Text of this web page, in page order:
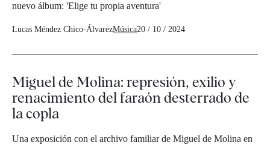
nuevo álbum: 'Elige tu propia aventura'
Lucas Méndez Chico-ÁlvarezMúsica20 / 10 / 2024
Miguel de Molina: represión, exilio y
renacimiento del faraón desterrado de
la copla
Una exposición con el archivo familiar de Miguel de Molina en